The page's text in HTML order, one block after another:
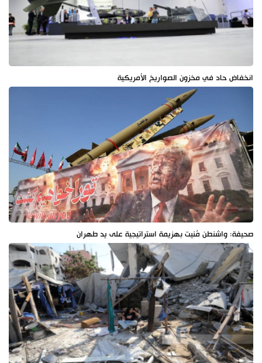
انخفاض حاد في مخزون الصواريخ الأمريكية
صحيفة: واشنطن مُنيت بهزيمة استراتيجية على يد طهران